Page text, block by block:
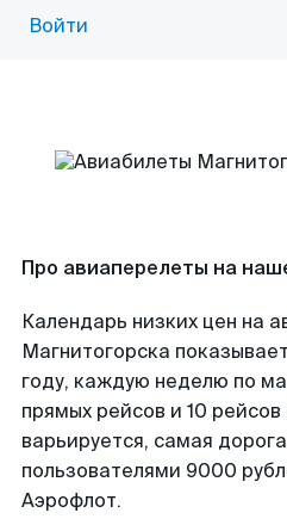
Войти
Про авиаперелеты на
Календарь низких цен на
Магнитогорска
году, каждую неделю по
прямых рейсов и 10
варьируется, самая
пользователями 9000
Аэрофлот.